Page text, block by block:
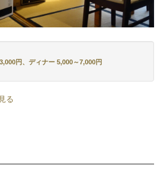
3,000円、ディナー 5,000～7,000円
る